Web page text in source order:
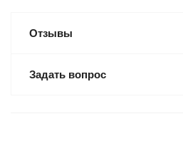
Отзывы
Задать вопрос